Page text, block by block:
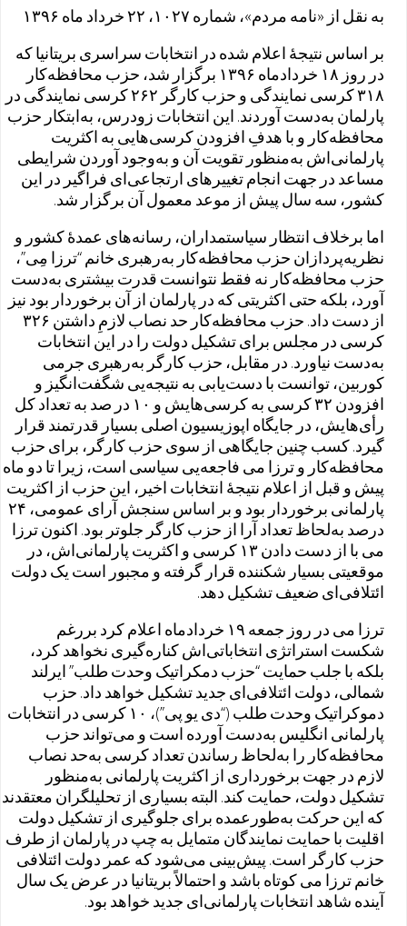
به نقل از «نامه مردم»، شماره ۱۰۲۷، ۲۲ خرداد ماه ۱۳۹۶
بر اساس نتیجهٔ اعلام ‌شده در انتخابات سراسری بریتانیا که
در روز ۱۸ خردادماه ۱۳۹۶ برگزار شد، حزب محافظه‌کار
۳۱۸ کرسی نمایندگی و حزب کارگر ۲۶۲ کرسی نمایندگی در
پارلمان به‌دست آوردند. این انتخابات زودرس، به‌ابتکار حزب
محافظه‌کار و با هدفِ افزودن کرسی‌هایی به اکثریت
پارلمانی‌اش به‌منظور تقویت آن‌ و به‌وجود آوردن شرایطی
مساعد در جهت انجام تغییرهای ارتجاعی‌ای فراگیر در این
کشور، سه سال پیش از موعد معمول آن برگزار شد.
اما برخلاف انتظار سیاستمداران، رسانه‌های عمدهٔ کشور و
نظریه‌پردازان حزب محافظه‌کار به‌رهبری خانم “ترزا مِی”،
حزب محافظه‌کار نه ‌فقط نتوانست قدرت بیشتری به‌دست
آورد، بلکه حتی اکثریتی که در پارلمان از آن برخوردار بود نیز
از دست داد. حزب محافظه‌کار حد نصاب لازمِ داشتن ۳۲۶
کرسی در مجلس برای تشکیل دولت را در این انتخابات
به‌دست نیاورد. در مقابل، حزب کارگر به‌رهبری جرمی
کوربین، توانست با ‌دست‌یابی به نتیجه‌یی شگفت‌انگیز و
افزودن ۳۲ کرسی به کرسی‌هایش و ۱۰ در صد به تعداد کل
رأی‌هایش، در جایگاه اپوزیسیون اصلی‌ بسیار قدرتمند قرار
گیرد. کسب چنین جایگاهی از سوی حزب کارگر، برای حزب
محافظه‌کار و ترزا می فاجعه‌یی سیاسی است، زیرا تا دو ماه
پیش و قبل از اعلام نتیجهٔ انتخابات اخیر، این حزب از اکثریت
پارلمانی برخوردار بود و بر اساس سنجش آرای عمومی، ۲۴
درصد به‌لحاظ تعداد آرا از حزب کارگر جلوتر بود. اکنون ترزا
می با از دست دادن ۱۳ کرسی و اکثریت پارلمانی‌اش، در
موقعیتی بسیار شکننده‌ قرار گرفته و مجبور است یک دولت
ائتلافی‌ای ضعیف‌ تشکیل دهد.
ترزا می در روز جمعه ۱۹ خردادماه اعلام کرد بررغم
شکست استراتژی انتخاباتی‌اش کناره‌گیری نخواهد کرد،
بلکه با جلب حمایت “حزب دمکراتیک وحدت طلب” ایرلند
شمالی، دولت ائتلافی‌ای جدید تشکیل خواهد داد. حزب
دموکراتیک وحدت طلب (“دی یو پی”)، ۱۰ کرسی در انتخابات
پارلمانی انگلیس به‌دست آورده است و می‌تواند حزب
محافظه‌کار را به‌لحاظ رساندن تعداد کرسی به‌حد نصاب
لازم در جهت برخورداری از اکثریت پارلمانی به‌منظور
تشکیل دولت، حمایت کند. البته بسیاری از تحلیلگران معتقدند
که این حرکت به‌طورعمده برای جلوگیری از تشکیل دولت
اقلیت با حمایت نمایندگان متمایل به چپ در پارلمان از طرف
حزب کارگر است. پیش‌بینی می‌شود که عمر دولت ائتلافی
خانم ترزا می کوتاه باشد و احتمالاً بریتانیا در عرض یک سال
آینده شاهد انتخابات پارلمانی‌ای جدید خواهد بود.